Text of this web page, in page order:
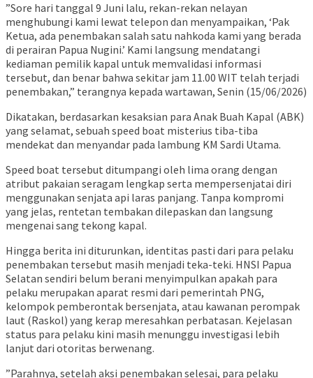
​”Sore hari tanggal 9 Juni lalu, rekan-rekan nelayan
menghubungi kami lewat telepon dan menyampaikan, ‘Pak
Ketua, ada penembakan salah satu nahkoda kami yang berada
di perairan Papua Nugini.’ Kami langsung mendatangi
kediaman pemilik kapal untuk memvalidasi informasi
tersebut, dan benar bahwa sekitar jam 11.00 WIT telah terjadi
penembakan,” terangnya kepada wartawan, Senin (15/06/2026)
​Dikatakan, berdasarkan kesaksian para Anak Buah Kapal (ABK)
yang selamat, sebuah speed boat misterius tiba-tiba
mendekat dan menyandar pada lambung KM Sardi Utama.
Speed boat tersebut ditumpangi oleh lima orang dengan
atribut pakaian seragam lengkap serta mempersenjatai diri
menggunakan senjata api laras panjang. Tanpa kompromi
yang jelas, rentetan tembakan dilepaskan dan langsung
mengenai sang tekong kapal.
​Hingga berita ini diturunkan, identitas pasti dari para pelaku
penembakan tersebut masih menjadi teka-teki. HNSI Papua
Selatan sendiri belum berani menyimpulkan apakah para
pelaku merupakan aparat resmi dari pemerintah PNG,
kelompok pemberontak bersenjata, atau kawanan perompak
laut (Raskol) yang kerap meresahkan perbatasan. Kejelasan
status para pelaku kini masih menunggu investigasi lebih
lanjut dari otoritas berwenang.
​”Parahnya, setelah aksi penembakan selesai, para pelaku